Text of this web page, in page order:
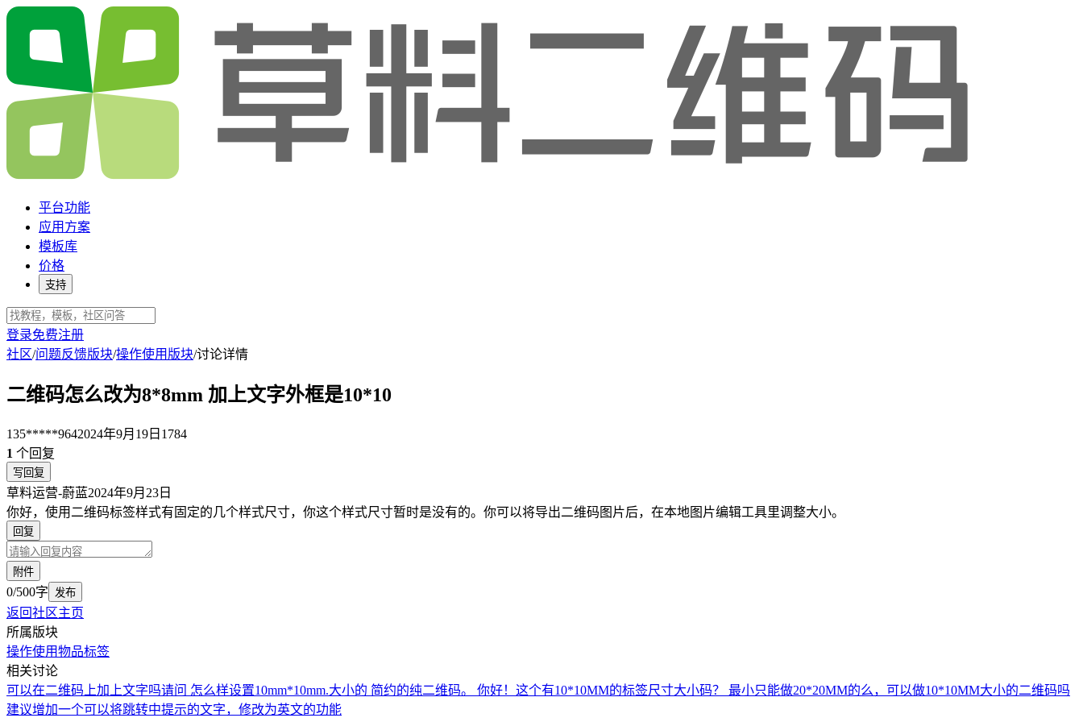
平台功能
应用方案
模板库
价格
支持
登录免费注册
社区/问题反馈版块/操作使用版块/讨论详情
二维码怎么改为8*8mm 加上文字外框是10*10
135*****9642024年9月19日 1784
1 个回复
写回复
草料运营-蔚蓝2024年9月23日
你好，使用二维码标签样式有固定的几个样式尺寸，你这个样式尺寸暂时是没有的。你可以将导出二维码图片后，在本地图片编辑工具里调整大小。
回复
附件
0/500字 发布
返回社区主页
所属版块
操作使用物品标签
相关讨论
可以在二维码上加上文字吗请问 怎么样设置10mm*10mm.大小的 简约的纯二维码。 你好！这个有10*10MM的标签尺寸大小码？ 最小只能做20*20MM的么，可以做10*10MM大小的二维码吗
建议增加一个可以将跳转中提示的文字，修改为英文的功能